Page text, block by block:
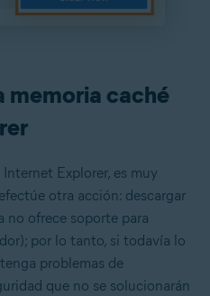
memoria caché
Explorer, es muy
otra acción: descargar
no ofrece soporte para
por lo tanto, si todavía lo
problemas de
que no se solucionarán